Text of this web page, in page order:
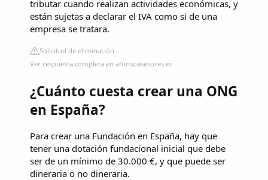
tributar cuando realizan actividades económicas, y
están sujetas a declarar el IVA como si de una
empresa se tratara.
Solicitud de eliminación
Ver respuesta completa en afonsoasesores.es
¿Cuánto cuesta crear una ONG
en España?
Para crear una Fundación en España, hay que
tener una dotación fundacional inicial que debe
ser de un mínimo de 30.000 €, y que puede ser
dineraria o no dineraria.